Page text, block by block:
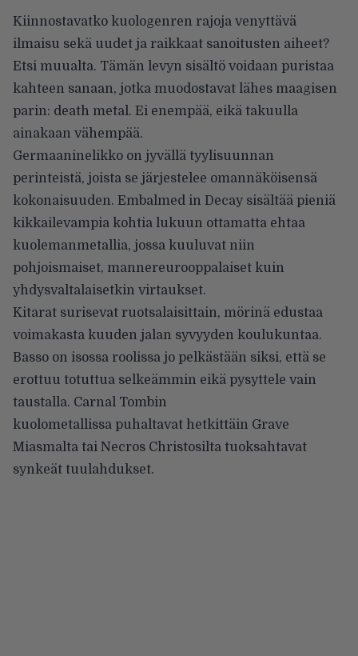
Kiinnostavatko kuologenren rajoja venyttävä
ilmaisu sekä uudet ja raikkaat sanoitusten aiheet?
Etsi muualta. Tämän levyn sisältö voidaan puristaa
kahteen sanaan, jotka muodostavat lähes maagisen
parin: death metal. Ei enempää, eikä takuulla
ainakaan vähempää.
Germaaninelikko on jyvällä tyylisuunnan
perinteistä, joista se järjestelee omannäköisensä
kokonaisuuden. Embalmed in Decay sisältää pieniä
kikkailevampia kohtia lukuun ottamatta ehtaa
kuolemanmetallia, jossa kuuluvat niin
pohjoismaiset, mannereurooppalaiset kuin
yhdysvaltalaisetkin virtaukset.
Kitarat surisevat ruotsalaisittain, mörinä edustaa
voimakasta kuuden jalan syvyyden koulukuntaa.
Basso on isossa roolissa jo pelkästään siksi, että se
erottuu totuttua selkeämmin eikä pysyttele vain
taustalla. Carnal Tombin
kuolometallissa puhaltavat hetkittäin Grave
Miasmalta tai Necros Christosilta tuoksahtavat
synkeät tuulahdukset.